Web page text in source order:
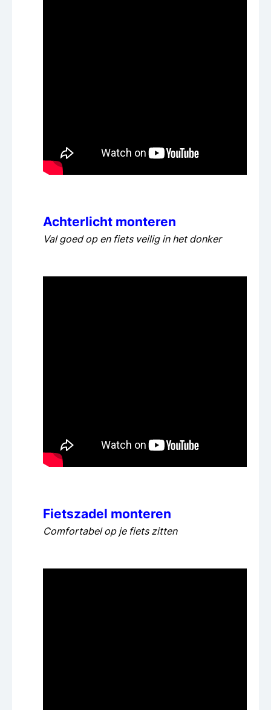
Achterlicht monteren
Val goed op en fiets veilig in het donker
Fietszadel monteren
Comfortabel op je fiets zitten